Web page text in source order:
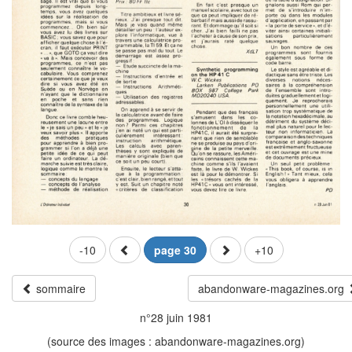
-10 page 30 +10
sommaire
abandonware-magazines.org
n°28 juin 1981
(source des images : abandonware-magazines.org)